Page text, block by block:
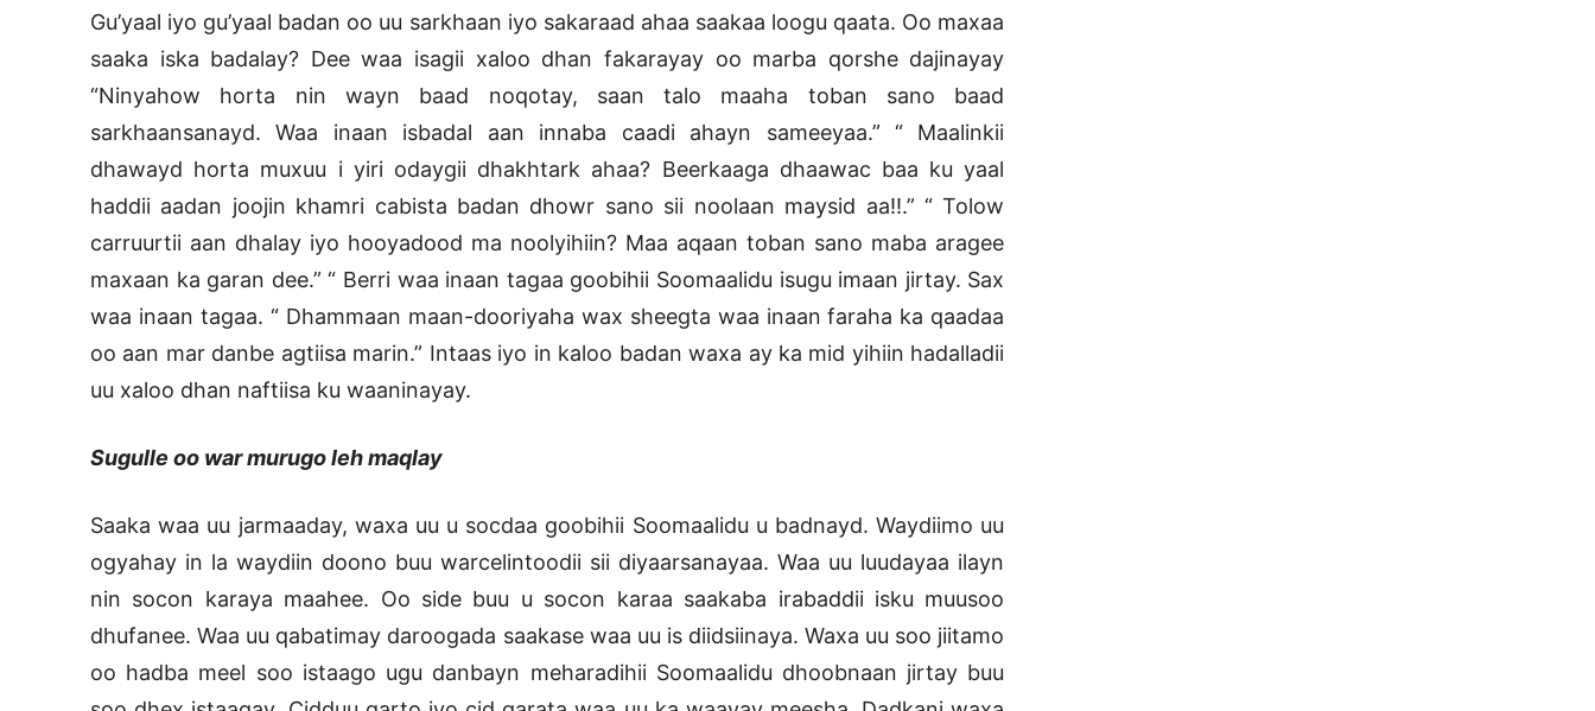
Gu’yaal iyo gu’yaal badan oo uu sarkhaan iyo sakaraad ahaa saakaa loogu qaata. Oo maxaa
saaka iska badalay? Dee waa isagii xaloo dhan fakarayay oo marba qorshe dajinayay
“Ninyahow horta nin wayn baad noqotay, saan talo maaha toban sano baad
sarkhaansanayd. Waa inaan isbadal aan innaba caadi ahayn sameeyaa.” “ Maalinkii
dhawayd horta muxuu i yiri odaygii dhakhtark ahaa? Beerkaaga dhaawac baa ku yaal
haddii aadan joojin khamri cabista badan dhowr sano sii noolaan maysid aa!!.” “ Tolow
carruurtii aan dhalay iyo hooyadood ma noolyihiin? Maa aqaan toban sano maba aragee
maxaan ka garan dee.” “ Berri waa inaan tagaa goobihii Soomaalidu isugu imaan jirtay. Sax
waa inaan tagaa. “ Dhammaan maan-dooriyaha wax sheegta waa inaan faraha ka qaadaa
oo aan mar danbe agtiisa marin.” Intaas iyo in kaloo badan waxa ay ka mid yihiin hadalladii
uu xaloo dhan naftiisa ku waaninayay.
Sugulle oo war murugo leh maqlay
Saaka waa uu jarmaaday, waxa uu u socdaa goobihii Soomaalidu u badnayd. Waydiimo uu
ogyahay in la waydiin doono buu warcelintoodii sii diyaarsanayaa. Waa uu luudayaa ilayn
nin socon karaya maahee. Oo side buu u socon karaa saakaba irabaddii isku muusoo
dhufanee. Waa uu qabatimay daroogada saakase waa uu is diidsiinaya. Waxa uu soo jiitamo
oo hadba meel soo istaago ugu danbayn meharadihii Soomaalidu dhoobnaan jirtay buu